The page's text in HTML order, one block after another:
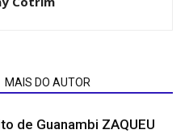
MAIS DO AUTOR
de Guanambi ZAQUEU